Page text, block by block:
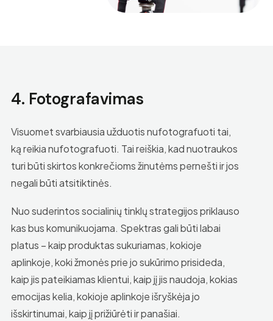
4. Fotografavimas
Visuomet svarbiausia užduotis nufotografuoti tai,
ką reikia nufotografuoti. Tai reiškia, kad nuotraukos
turi būti skirtos konkrečioms žinutėms pernešti ir jos
negali būti atsitiktinės.
Nuo suderintos socialinių tinklų strategijos priklauso
kas bus komunikuojama. Spektras gali būti labai
platus – kaip produktas sukuriamas, kokioje
aplinkoje, koki žmonės prie jo sukūrimo prisideda,
kaip jis pateikiamas klientui, kaip jį jis naudoja, kokias
emocijas kelia, kokioje aplinkoje išryškėja jo
išskirtinumai, kaip jį prižiūrėti ir panašiai.